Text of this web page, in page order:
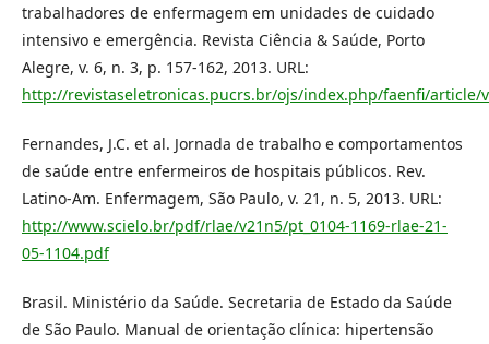
trabalhadores de enfermagem em unidades de cuidado
intensivo e emergência. Revista Ciência & Saúde, Porto
Alegre, v. 6, n. 3, p. 157-162, 2013. URL:
http://revistaseletronicas.pucrs.br/ojs/index.php/faenfi/article/
Fernandes, J.C. et al. Jornada de trabalho e comportamentos
de saúde entre enfermeiros de hospitais públicos. Rev.
Latino-Am. Enfermagem, São Paulo, v. 21, n. 5, 2013. URL:
http://www.scielo.br/pdf/rlae/v21n5/pt_0104-1169-rlae-21-
05-1104.pdf
Brasil. Ministério da Saúde. Secretaria de Estado da Saúde
de São Paulo. Manual de orientação clínica: hipertensão